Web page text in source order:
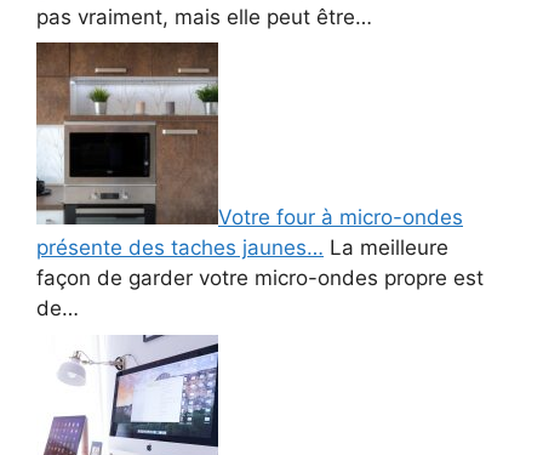
pas vraiment, mais elle peut être…
Votre four à micro-ondes
présente des taches jaunes… La meilleure
façon de garder votre micro-ondes propre est
de…